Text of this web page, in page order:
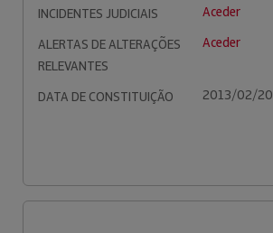
INCIDENTES JUDICIAIS
Aceder
ALERTAS DE ALTERAÇÕES
RELEVANTES
Aceder
DATA DE CONSTITUIÇÃO 2013/02/20